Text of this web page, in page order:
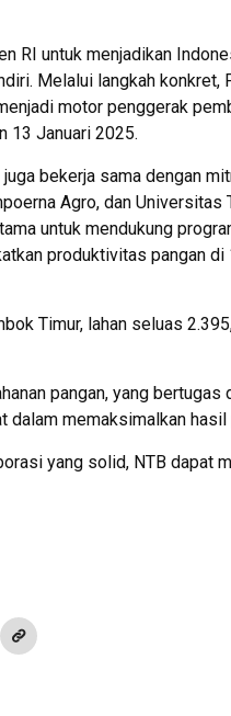
RI untuk menjadikan
Melalui langkah
motor penggerak
13 Januari 2025.
bekerja sama dengan
Agro, dan Universitas
untuk mendukung
produktivitas pangan
Timur, lahan seluas
pangan, yang
memaksimalkan hasil
yang solid, NTB dapat